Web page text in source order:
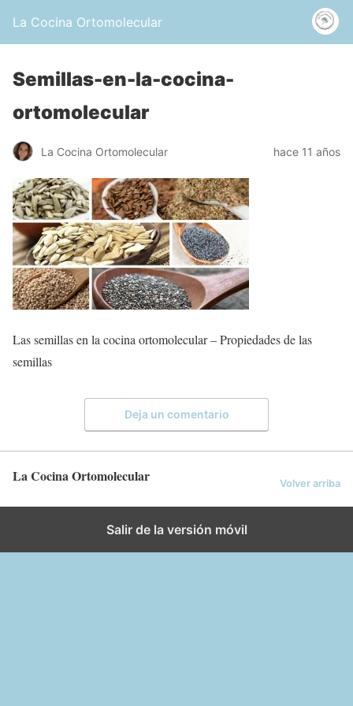
La Cocina Ortomolecular
Semillas-en-la-cocina-
ortomolecular
La Cocina Ortomolecular hace 11 años
Las semillas en la cocina ortomolecular – Propiedades de las
semillas
Deja un comentario
La Cocina Ortomolecular Volver arriba
Salir de la versión móvil